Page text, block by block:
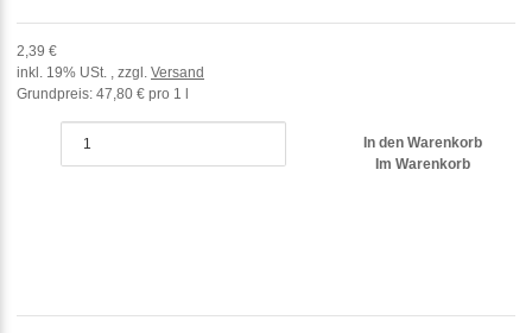
2,39 €
inkl. 19% USt. , zzgl. Versand
Grundpreis: 47,80 € pro 1 l
In den Warenkorb
Im Warenkorb